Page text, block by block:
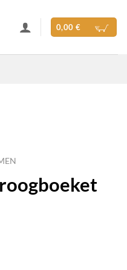
0,00 €